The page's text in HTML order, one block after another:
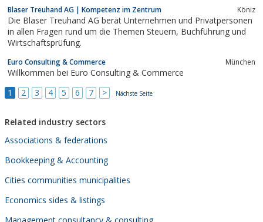
Blaser Treuhand AG | Kompetenz im Zentrum Köniz
Die Blaser Treuhand AG berät Unternehmen und Privatpersonen
in allen Fragen rund um die Themen Steuern, Buchführung und
Wirtschaftsprüfung.
Euro Consulting & Commerce München
Willkommen bei Euro Consulting & Commerce
1
2 3 4 5 6 7 > Nächste Seite
Related industry sectors
Associations & federations
Bookkeeping & Accounting
Cities communities municipalities
Economics sides & listings